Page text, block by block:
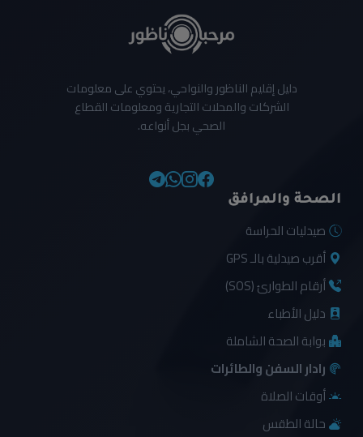
دليل إقليم الناظور والنواحي، يحتوي على معلومات
الشركات والمحلات التجارية ومعلومات القطاع
الصحي بجل أنواعه.
الصحة والمرافق
صيدليات الحراسة
أقرب صيدلية بالـ GPS
أرقام الطوارئ (SOS)
دليل الأطباء
بوابة الصحة الشاملة
رادار السفن والطائرات
أوقات الصلاة
حالة الطقس